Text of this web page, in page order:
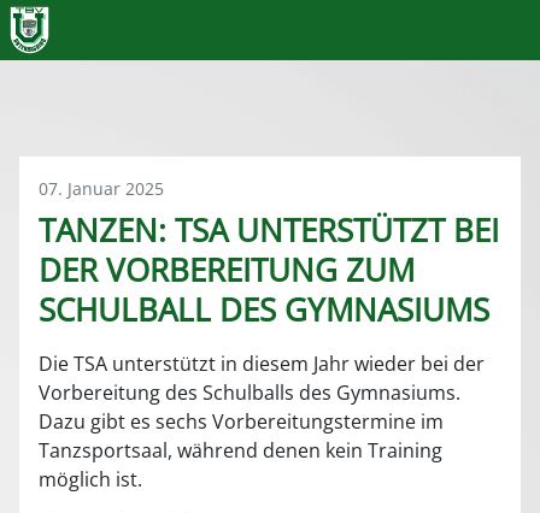
07. Januar 2025
TANZEN: TSA UNTERSTÜTZT BEI
DER VORBEREITUNG ZUM
SCHULBALL DES GYMNASIUMS
Die TSA unterstützt in diesem Jahr wieder bei der
Vorbereitung des Schulballs des Gymnasiums.
Dazu gibt es sechs Vorbereitungstermine im
Tanzsportsaal, während denen kein Training
möglich ist.